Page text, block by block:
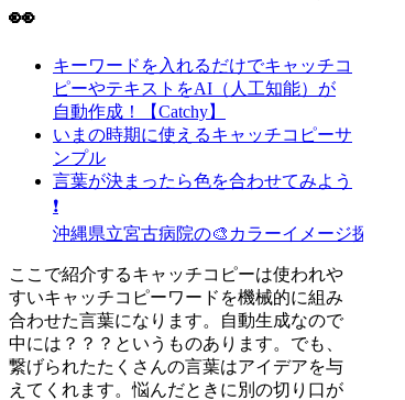
👀
キーワードを入れるだけでキャッチコ
ピーやテキストをAI（人工知能）が
自動作成！【Catchy】
いまの時期に使えるキャッチコピーサ
ンプル
言葉が決まったら色を合わせてみよう
❗
沖縄県立宮古病院の🎨カラーイメージ探し
ここで紹介するキャッチコピーは使われや
すいキャッチコピーワードを機械的に組み
合わせた言葉になります。自動生成なので
中には？？？というものあります。でも、
繋げられたたくさんの言葉はアイデアを与
えてくれます。悩んだときに別の切り口が